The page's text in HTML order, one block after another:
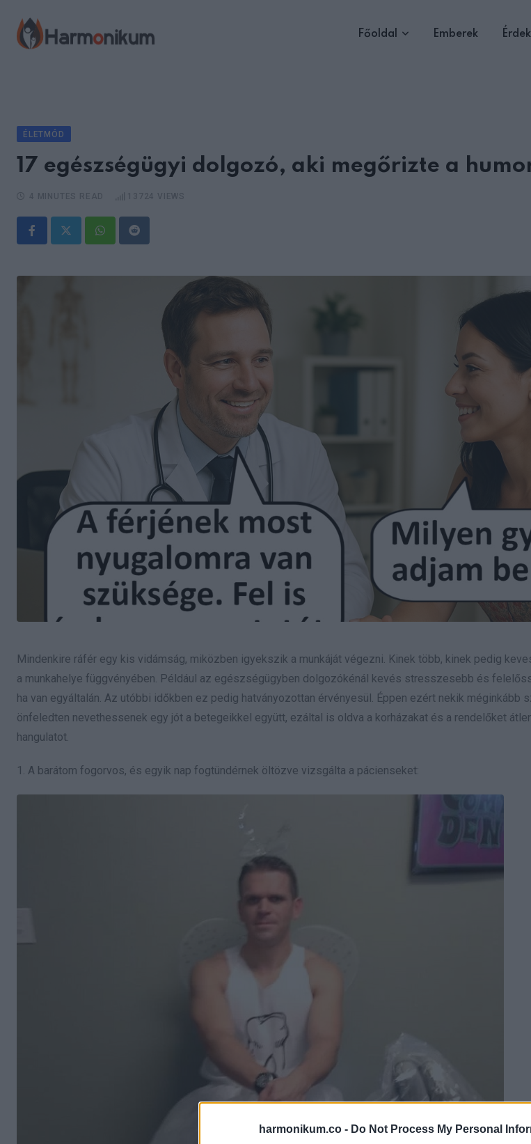
harmonikum.co - Do Not Process My Personal
content
Főoldal Emberek
ÉLETMÓD
17 egészségügyi dolgozó, aki megőrizte a
WhatsappReddit
Mindenkire ráfér egy kis vidámság, miközben igyekszik a munkáját végezni. Kinek több, kinek pedig
a munkahelye függvényében. Például az egészségügyben dolgozókénál kevés stresszesebb és
ha van egyáltalán. Az utóbbi időkben ez pedig hatványozottan érvényesül. Éppen ezért nekik méginkább
önfeledten nevethessenek egy jót a betegeikkel együtt, ezáltal is oldva a korházakat és a rendelőket
hangulatot.
1. A barátom fogorvos, és egyik nap fogtündérnek öltözve vizsgálta a pácienseket: